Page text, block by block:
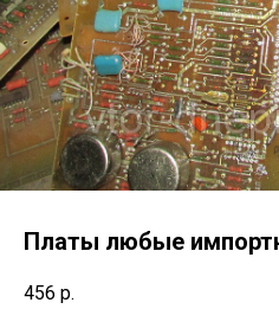
Платы любые
456 р.